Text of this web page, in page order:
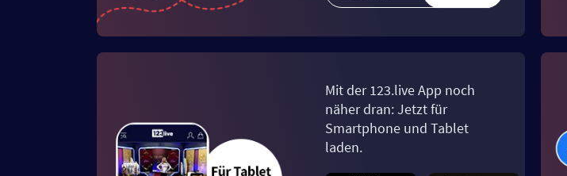
Mit der 123.live App noch
näher dran: Jetzt für
Smartphone und Tablet
laden.